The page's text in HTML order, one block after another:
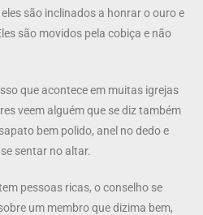
eles são inclinados a honrar o ouro e
são movidos pela cobiça e não
que acontece em muitas igrejas
veem alguém que se diz também
bem polido, anel no dedo e
sentar no altar.
pessoas ricas, o conselho se
um membro que dizima bem,